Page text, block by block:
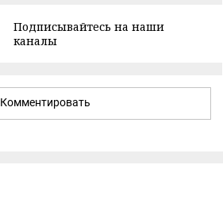
Подписывайтесь на наши
каналы
Комментировать